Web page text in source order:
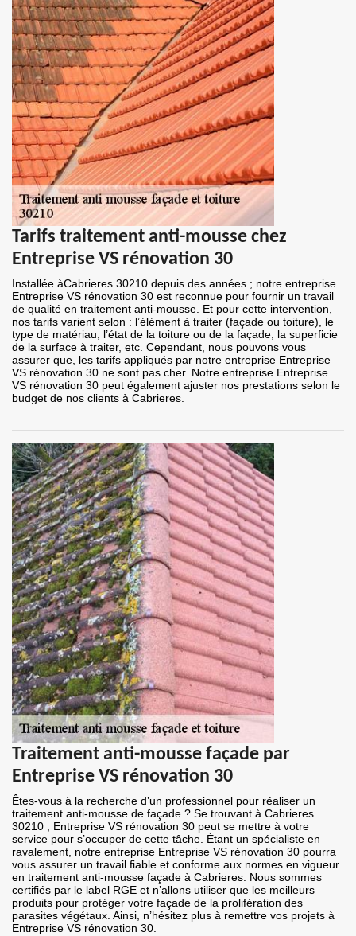
Tarifs traitement anti-mousse chez
Entreprise VS rénovation 30
Installée àCabrieres 30210 depuis des années ; notre entreprise
Entreprise VS rénovation 30 est reconnue pour fournir un travail
de qualité en traitement anti-mousse. Et pour cette intervention,
nos tarifs varient selon : l’élément à traiter (façade ou toiture), le
type de matériau, l’état de la toiture ou de la façade, la superficie
de la surface à traiter, etc. Cependant, nous pouvons vous
assurer que, les tarifs appliqués par notre entreprise Entreprise
VS rénovation 30 ne sont pas cher. Notre entreprise Entreprise
VS rénovation 30 peut également ajuster nos prestations selon le
budget de nos clients à Cabrieres.
Traitement anti-mousse façade par
Entreprise VS rénovation 30
Êtes-vous à la recherche d’un professionnel pour réaliser un
traitement anti-mousse de façade ? Se trouvant à Cabrieres
30210 ; Entreprise VS rénovation 30 peut se mettre à votre
service pour s’occuper de cette tâche. Étant un spécialiste en
ravalement, notre entreprise Entreprise VS rénovation 30 pourra
vous assurer un travail fiable et conforme aux normes en vigueur
en traitement anti-mousse façade à Cabrieres. Nous sommes
certifiés par le label RGE et n’allons utiliser que les meilleurs
produits pour protéger votre façade de la prolifération des
parasites végétaux. Ainsi, n’hésitez plus à remettre vos projets à
Entreprise VS rénovation 30.